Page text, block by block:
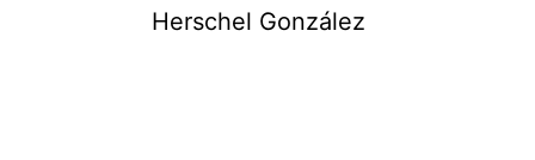
Herschel González